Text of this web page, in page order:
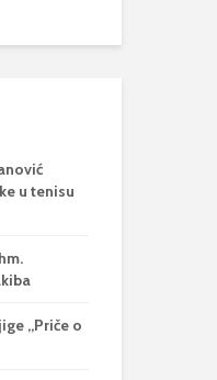
u tenisu
„Priče o